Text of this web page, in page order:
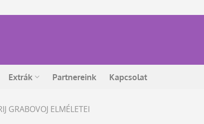
Extrák Partnereink Kapcsolat
GRABOVOJ ELMÉLETEI